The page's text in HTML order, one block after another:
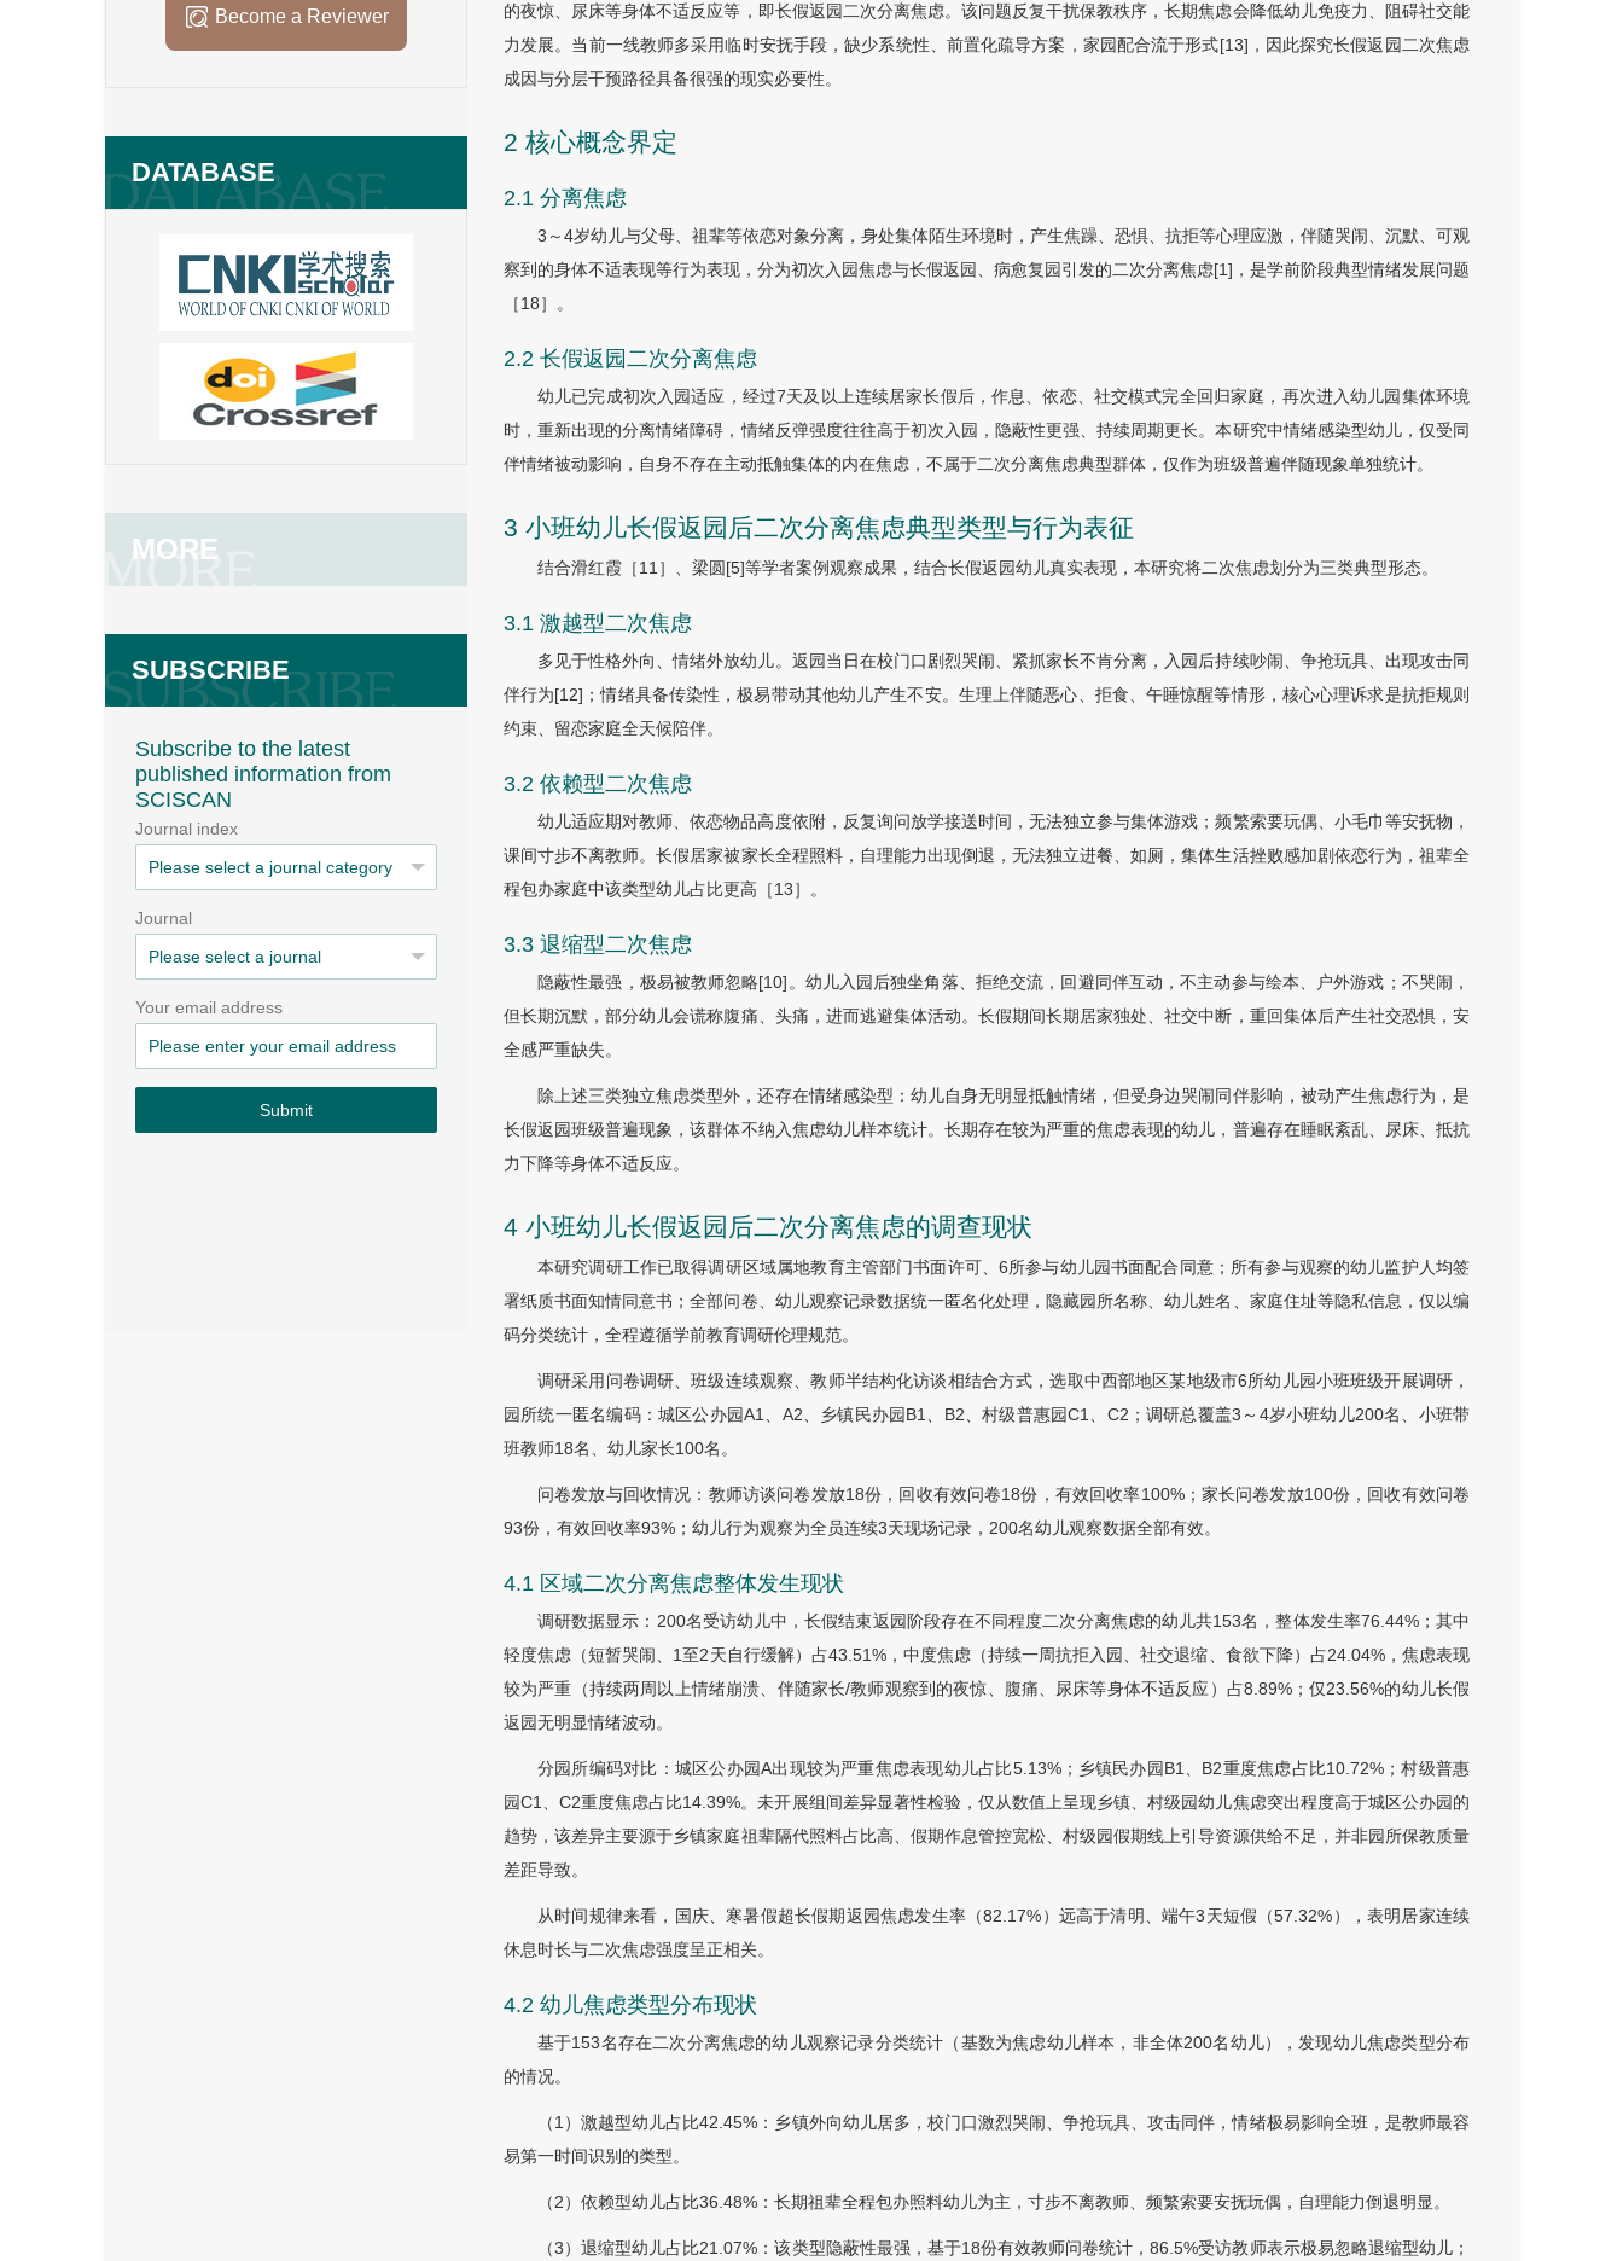
Become a Reviewer
DATABASE
MORE
SUBSCRIBE
Subscribe to the latest
published information from
SCISCAN
Journal index
Journal
Your email address
Submit
的夜惊、尿床等身体不适反应等，即长假返园二次分离焦虑。该问题反复干扰保教秩序，长期焦虑会降低幼儿免疫力、阻碍社交能
力发展。当前一线教师多采用临时安抚手段，缺少系统性、前置化疏导方案，家园配合流于形式[13]，因此探究长假返园二次焦虑
成因与分层干预路径具备很强的现实必要性。
2 核心概念界定
2.1 分离焦虑
3～4岁幼儿与父母、祖辈等依恋对象分离，身处集体陌生环境时，产生焦躁、恐惧、抗拒等心理应激，伴随哭闹、沉默、可观
察到的身体不适表现等行为表现，分为初次入园焦虑与长假返园、病愈复园引发的二次分离焦虑[1]，是学前阶段典型情绪发展问题
［18］ 。
2.2 长假返园二次分离焦虑
幼儿已完成初次入园适应，经过7天及以上连续居家长假后，作息、依恋、社交模式完全回归家庭，再次进入幼儿园集体环境
时，重新出现的分离情绪障碍，情绪反弹强度往往高于初次入园，隐蔽性更强、持续周期更长。本研究中情绪感染型幼儿，仅受同
伴情绪被动影响，自身不存在主动抵触集体的内在焦虑，不属于二次分离焦虑典型群体，仅作为班级普遍伴随现象单独统计。
3 小班幼儿长假返园后二次分离焦虑典型类型与行为表征
结合滑红霞［11］、梁圆[5]等学者案例观察成果，结合长假返园幼儿真实表现，本研究将二次焦虑划分为三类典型形态。
3.1 激越型二次焦虑
多见于性格外向、情绪外放幼儿。返园当日在校门口剧烈哭闹、紧抓家长不肯分离，入园后持续吵闹、争抢玩具、出现攻击同
伴行为[12]；情绪具备传染性，极易带动其他幼儿产生不安。生理上伴随恶心、拒食、午睡惊醒等情形，核心心理诉求是抗拒规则
约束、留恋家庭全天候陪伴。
3.2 依赖型二次焦虑
幼儿适应期对教师、依恋物品高度依附，反复询问放学接送时间，无法独立参与集体游戏；频繁索要玩偶、小毛巾等安抚物，
课间寸步不离教师。长假居家被家长全程照料，自理能力出现倒退，无法独立进餐、如厕，集体生活挫败感加剧依恋行为，祖辈全
程包办家庭中该类型幼儿占比更高［13］ 。
3.3 退缩型二次焦虑
隐蔽性最强，极易被教师忽略[10]。幼儿入园后独坐角落、拒绝交流，回避同伴互动，不主动参与绘本、户外游戏；不哭闹，
但长期沉默，部分幼儿会谎称腹痛、头痛，进而逃避集体活动。长假期间长期居家独处、社交中断，重回集体后产生社交恐惧，安
全感严重缺失。
除上述三类独立焦虑类型外，还存在情绪感染型：幼儿自身无明显抵触情绪，但受身边哭闹同伴影响，被动产生焦虑行为，是
长假返园班级普遍现象，该群体不纳入焦虑幼儿样本统计。长期存在较为严重的焦虑表现的幼儿，普遍存在睡眠紊乱、尿床、抵抗
力下降等身体不适反应。
4 小班幼儿长假返园后二次分离焦虑的调查现状
本研究调研工作已取得调研区域属地教育主管部门书面许可、6所参与幼儿园书面配合同意；所有参与观察的幼儿监护人均签
署纸质书面知情同意书；全部问卷、幼儿观察记录数据统一匿名化处理，隐藏园所名称、幼儿姓名、家庭住址等隐私信息，仅以编
码分类统计，全程遵循学前教育调研伦理规范。
调研采用问卷调研、班级连续观察、教师半结构化访谈相结合方式，选取中西部地区某地级市6所幼儿园小班班级开展调研，
园所统一匿名编码：城区公办园A1、A2、乡镇民办园B1、B2、村级普惠园C1、C2；调研总覆盖3～4岁小班幼儿200名、小班带
班教师18名、幼儿家长100名。
问卷发放与回收情况：教师访谈问卷发放18份，回收有效问卷18份，有效回收率100%；家长问卷发放100份，回收有效问卷
93份，有效回收率93%；幼儿行为观察为全员连续3天现场记录，200名幼儿观察数据全部有效。
4.1 区域二次分离焦虑整体发生现状
调研数据显示：200名受访幼儿中，长假结束返园阶段存在不同程度二次分离焦虑的幼儿共153名，整体发生率76.44%；其中
轻度焦虑（短暂哭闹、1至2天自行缓解）占43.51%，中度焦虑（持续一周抗拒入园、社交退缩、食欲下降）占24.04%，焦虑表现
较为严重（持续两周以上情绪崩溃、伴随家长/教师观察到的夜惊、腹痛、尿床等身体不适反应）占8.89%；仅23.56%的幼儿长假
返园无明显情绪波动。
分园所编码对比：城区公办园A出现较为严重焦虑表现幼儿占比5.13%；乡镇民办园B1、B2重度焦虑占比10.72%；村级普惠
园C1、C2重度焦虑占比14.39%。未开展组间差异显著性检验，仅从数值上呈现乡镇、村级园幼儿焦虑突出程度高于城区公办园的
趋势，该差异主要源于乡镇家庭祖辈隔代照料占比高、假期作息管控宽松、村级园假期线上引导资源供给不足，并非园所保教质量
差距导致。
从时间规律来看，国庆、寒暑假超长假期返园焦虑发生率（82.17%）远高于清明、端午3天短假（57.32%），表明居家连续
休息时长与二次焦虑强度呈正相关。
4.2 幼儿焦虑类型分布现状
基于153名存在二次分离焦虑的幼儿观察记录分类统计（基数为焦虑幼儿样本，非全体200名幼儿），发现幼儿焦虑类型分布
的情况。
（1）激越型幼儿占比42.45%：乡镇外向幼儿居多，校门口激烈哭闹、争抢玩具、攻击同伴，情绪极易影响全班，是教师最容
易第一时间识别的类型。
（2）依赖型幼儿占比36.48%：长期祖辈全程包办照料幼儿为主，寸步不离教师、频繁索要安抚玩偶，自理能力倒退明显。
（3）退缩型幼儿占比21.07%：该类型隐蔽性最强，基于18份有效教师问卷统计，86.5%受访教师表示极易忽略退缩型幼儿；